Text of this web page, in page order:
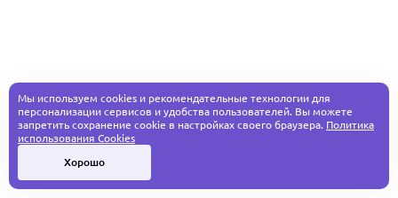
Мы используем cookies и рекомендательные технологии для
персонализации сервисов и удобства пользователей. Вы можете
запретить сохранение cookie в настройках своего браузера. Политика
использования Cookies
Хорошо